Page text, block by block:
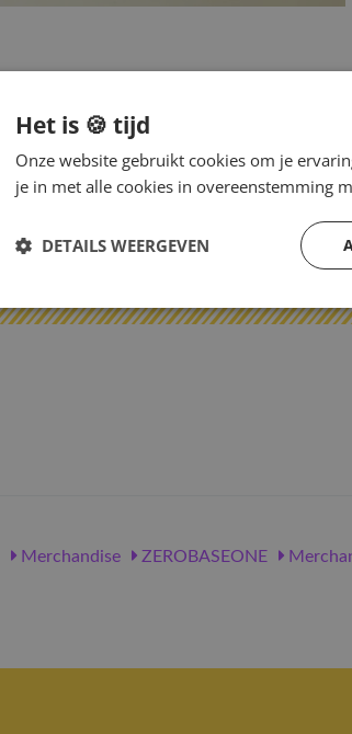
Merchandise ZEROBASEONE
Het is 🍪 tijd
Onze website gebruikt cookies om je
je in met alle cookies in overeenstemming
DETAILS WEERGEVEN